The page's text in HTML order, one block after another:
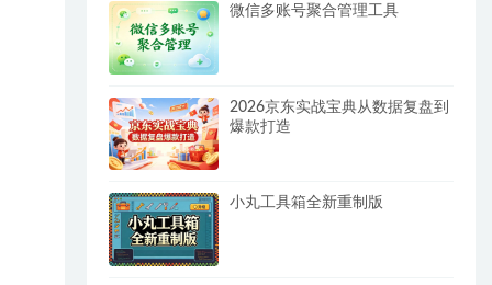
微信多账号聚合管理工具
2026京东实战宝典从数据复盘到
爆款打造
小丸工具箱全新重制版